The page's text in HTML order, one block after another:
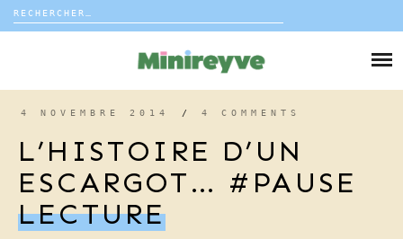
Rechercher :
DÉCO
VOYAGE
4 NOVEMBRE 2014 / 4 COMMENTS
L’HISTOIRE D’UN
ESCARGOT… #PAUSE
LECTURE